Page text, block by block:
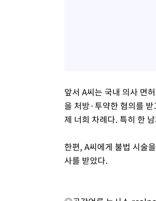
앞서 A씨는 국내 의사 면
을 처방·투약한 혐의를
제 너희 차례다. 특히 한
한편, A씨에게 불법 시술
사를 받았다.